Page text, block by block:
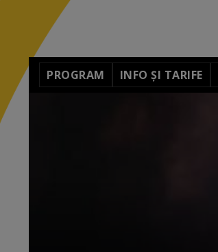
PROGRAM INFO ȘI TARIFE